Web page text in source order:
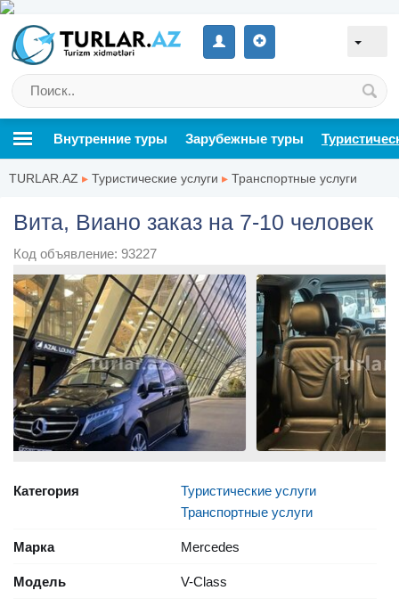
Внутренние туры Зарубежные туры
TURLAR.AZ ▸ Туристические услуги ▸ Транспортные услуги
Вита, Виано заказ на 7-10 человек
Код объявление: 93227
Категория
Туристические услуги
Транспортные услуги
Марка Mercedes
Модель V-Class